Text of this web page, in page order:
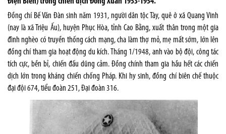
Đồng chí Bế Văn Đàn sinh năm 1931, người dân tộc Tày, quê ở xã Quang Vinh
(nay là xã Triệu Ấu), huyện Phục Hòa, tỉnh Cao Bằng, xuất thân trong một gia
đình nghèo có truyền thống cách mạng, cha làm thợ mỏ, mẹ mất sớm, lớn lên
đồng chí tham gia hoạt động du kích. Tháng 1/1948, anh vào bộ đội, công tác
tích cực, bền bỉ, chiến đấu dũng cảm. Đồng chính tham gia hầu hết các chiến
dịch lớn trong kháng chiến chống Pháp. Khi hy sinh, đồng chí biên chế thuộc
đại đội 674, tiểu đoàn 251, Đại đoàn 316.